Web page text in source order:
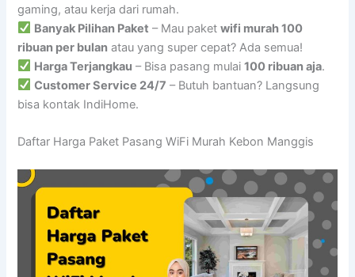
gaming, atau kerja dari rumah.
Banyak Pilihan Paket – Mau paketwifi murah 100
ribuan per bulan atau yang super cepat? Ada semua!
Harga Terjangkau – Bisa pasang mulai100 ribuan aja.
Customer Service 24/7 – Butuh bantuan? Langsung
bisa kontak IndiHome.
Daftar Harga Paket Pasang WiFi Murah Kebon Manggis